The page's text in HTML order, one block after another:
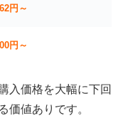
円～
円～
入価格を大幅に下回
価値ありです。